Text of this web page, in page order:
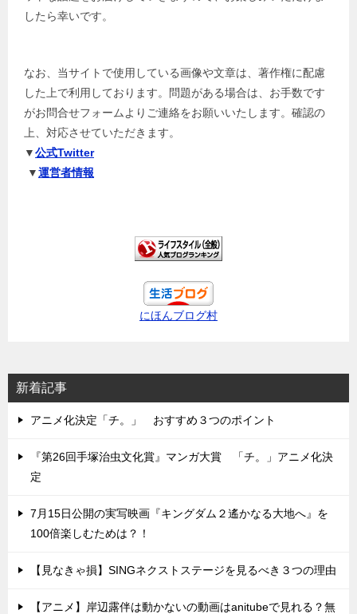
したら幸いです。
なお、当サイトで使用している画像や文章は、著作権に配慮
した上で利用しております。問題がある場合は、お手数です
がお問合せフォームよりご連絡をお願いいたします。確認の
上、対応させていただきます。
▼公式Twitter
▼運営者情報
にほんブログ村
新着記事
アニメ化決定「チ。」 おすすめ３つのポイント
『第26回手塚治虫文化賞』マンガ大賞 「チ。」アニメ化決
定
7月15日公開の実写映画『キングダム２遙かなる大地へ』を
100倍楽しむためは？！
【見なきゃ損】SINGネクストステージを見るべき３つの理由
【アニメ】岸辺露伴は動かないの動画はanitubeで見れる？無